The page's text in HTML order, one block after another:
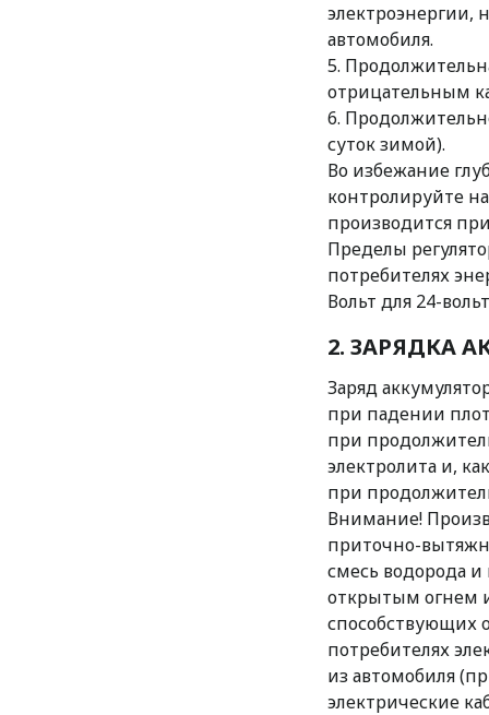
электроэнергии,
автомобиля.
5.
отрицательным
6.
суток зимой).
Во избежание
контролируйте
производится
Пределы
потребителях
Вольт для 24-
2. ЗАРЯДКА
Заряд
при падении
при
электролита и,
при
Внимание!
приточно-
смесь водорода и
открытым огнем
способствующих
потребителях
из автомобиля
электрические